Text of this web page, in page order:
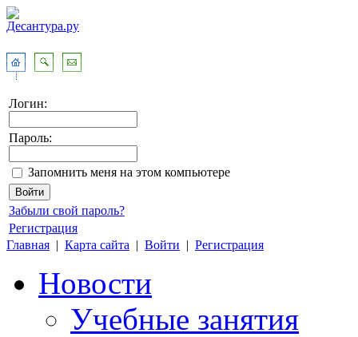
Логин:
Пароль:
Запомнить меня на этом компьютере
Забыли свой пароль?
Регистрация
Главная | Карта сайта | Войти | Регистрация
Новости
Учебные занятия